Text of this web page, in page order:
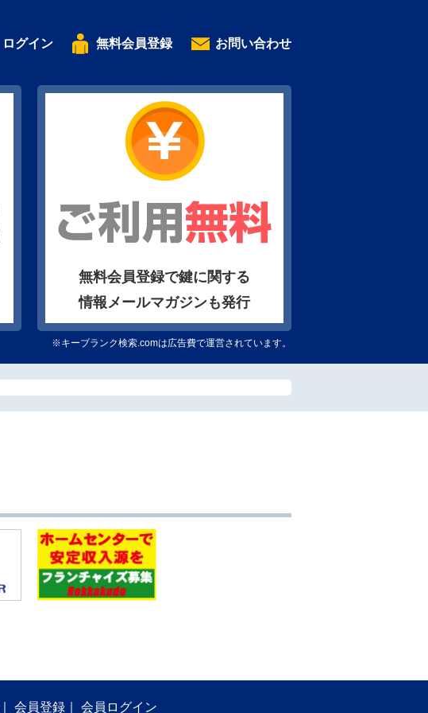
ログイン 無料会員登録 お問い合わせ
無料会員登録で鍵に関する
情報メールマガジンも発行
※キーブランク検索.comは広告費で運営されています。
会員登録 会員ログイン